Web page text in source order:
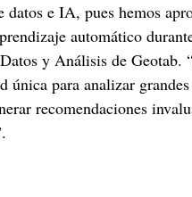
e IA, pues hemos
automático
y Análisis de Geotab.
única para analizar
recomendaciones